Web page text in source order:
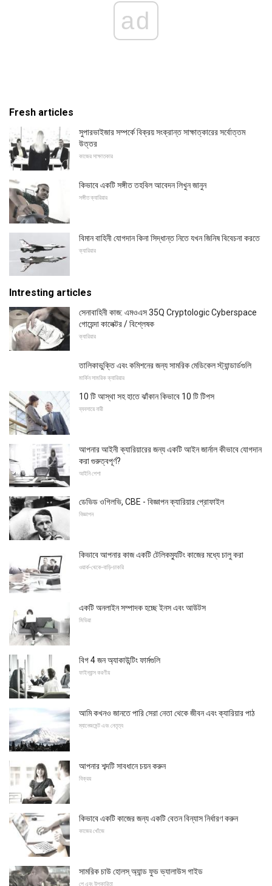
ad
Fresh articles
সুপারভাইজার সম্পর্কে বিক্রয় সংক্রান্ত সাক্ষাত্কারের সর্বোত্তম
উত্তর
কাজের সাক্ষাতকার
কিভাবে একটি সঙ্গীত তহবিল আবেদন লিখুন জানুন
সঙ্গীত ক্যারিয়ার
বিমান বাহিনী যোগদান কিনা সিদ্ধান্ত নিতে যখন জিনিষ বিবেচনা করতে
ক্যারিয়ার
Intresting articles
সেনাবাহিনী কাজ: এমওএস 35Q Cryptologic Cyberspace
গোয়েন্দা কালেক্টর / বিশ্লেষক
ক্যারিয়ার
তালিকাভুক্তি এবং কমিশনের জন্য সামরিক মেডিকেল স্ট্যান্ডার্ডগুলি
মার্কিন সামরিক ক্যারিয়ার
10 টি আস্থা সহ হাতে ঝাঁকান কিভাবে 10 টি টিপস
ব্যবসায়ে নারী
আপনার আইনী ক্যারিয়ারের জন্য একটি আইন জার্নাল কীভাবে যোগদান
করা গুরুত্বপূর্ণ?
আইনি পেশা
ডেভিড ওগিলভি, CBE - বিজ্ঞাপন ক্যারিয়ার প্রোফাইল
বিজ্ঞাপন
কিভাবে আপনার কাজ একটি টেলিকম্যুটিং কাজের মধ্যে চালু করা
ওয়ার্ক-থেকে-বাড়ি-চাকরি
একটি অনলাইন সম্পাদক হচ্ছে ইনস এবং আউটস
মিডিয়া
বিগ 4 জন অ্যাকাউন্টিং ফার্মগুলি
ফাইন্যান্স করণীয়
আমি কখনও জানতে পারি সেরা নেতা থেকে জীবন এবং ক্যারিয়ার পাঠ
ম্যানেজমেন্ট এবং নেতৃত্ব
আপনার শব্দটি সাবধানে চয়ন করুন
বিক্রয়
কিভাবে একটি কাজের জন্য একটি বেতন বিন্যাস নির্ধারণ করুন
কাজের খোঁজে
সামরিক চাউ হোলস্ অ্যান্ড ফুড ভ্যালাউস গাইড
পে এবং উপকারিতা